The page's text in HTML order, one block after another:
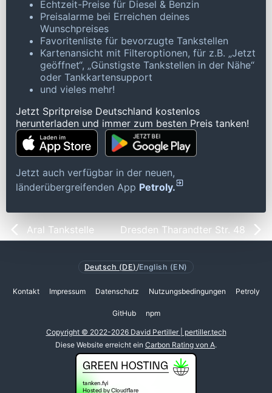
Echtzeit-Preise für Diesel & Benzin
Preisalarme bei Erreichen deines
Wunschpreises
Favoritenliste für bevorzugte Tankstellen
Kartenansicht mit Filteroptionen, für z.B. „Jetzt
geöffnet“, „Günstigste Tankstellen in der Nähe“
oder Tankkartensupport
und vieles mehr!
Jetzt Spritpreise Deutschland kostenlos
herunterladen und immer zum besten Preis tanken!
Jetzt auch verfügbar in der neuen,
länderübergreifenden App Petroly.
Aral Tankstelle Dresden Tharandter Str. 48
Deutsch (DE) /English (EN)
Kontakt Impressum Datenschutz Nutzungsbedingungen Petroly
GitHub npm
Copyright © 2022-2026 David Pertiller | pertiller.tech
Diese Website erreicht ein Carbon Rating von A.